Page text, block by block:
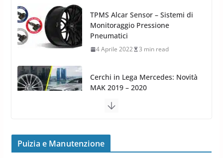
Cerchi in Lega Mercedes: Novità
MAK 2019 – 2020
16 Settembre 2019
MAK FIVESTAR (2019)
24 Luglio 2019 1 min read
8 Aprile 2026 7 min read
Puizia e Manutenzione